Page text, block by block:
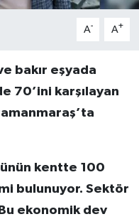
A- A+
bakır eşyada
70’ini karşılayan
kentte 100
bulunuyor. Sektör
ekonomik dev